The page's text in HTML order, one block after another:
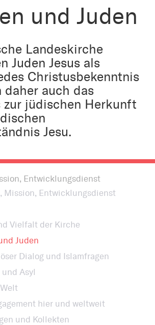
und Juden
Landeskirche
Juden Jesus als
Christusbekenntnis
daher auch das
zur jüdischen Herkunft
Jesu.
Entwicklungsdienst
Mission, Entwicklungsdienst
Vielfalt der Kirche
Juden
Dialog und Islamfragen
Asyl
hier und weltweit
und Kollekten
Geld
PUK
der Kirche
der Schule
Missbrauch
Gesellschaft